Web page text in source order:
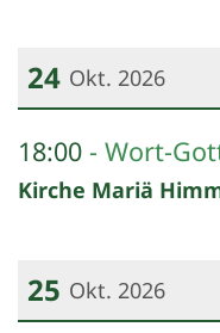
24 Okt. 2026
18:00 Wort-
Kirche Mariä
25 Okt. 2026